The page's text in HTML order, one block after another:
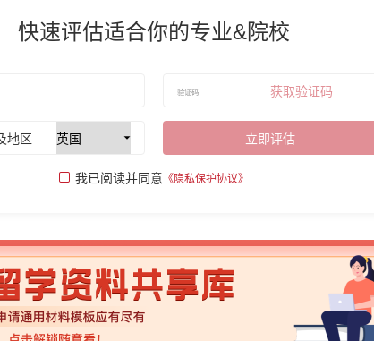
快速评估适合你的专业&院校
获取验证码
地区 立即评估
我已阅读并同意 《隐私保护协议》